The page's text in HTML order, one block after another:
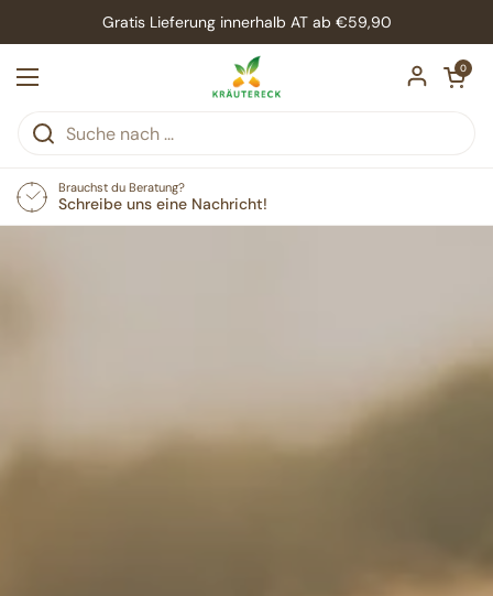
Gratis Lieferung innerhalb AT ab €59,90
Menü öffnen
Warenkorb
0
Brauchst du Beratung?
Schreibe uns eine Nachricht!